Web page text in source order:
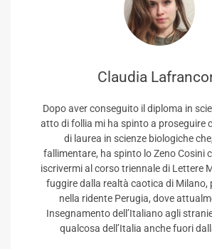
Claudia
Dopo aver conseguito il diploma in
atto di follia mi ha spinto a proseguire
di laurea in scienze biologiche
fallimentare, ha spinto lo Zeno Cosini
iscrivermi al corso triennale di Lettere
fuggire dalla realtà caotica di Milano,
nella ridente Perugia, dove
Insegnamento dell’Italiano agli
qualcosa dell’Italia anche fuori